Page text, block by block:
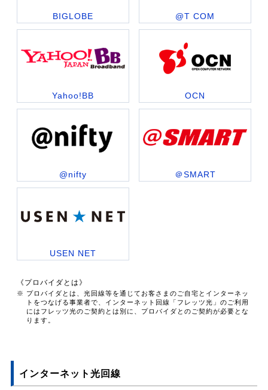
BIGLOBE @T COM
Yahoo!BB OCN
@nifty ＠SMART
USEN NET
《プロバイダとは》
※ プロバイダとは、光回線等を通じてお客さまのご自宅とインターネッ
トをつなげる事業者で、インターネット回線「フレッツ光」のご利用
にはフレッツ光のご契約とは別に、プロバイダとのご契約が必要とな
ります。
インターネット光回線